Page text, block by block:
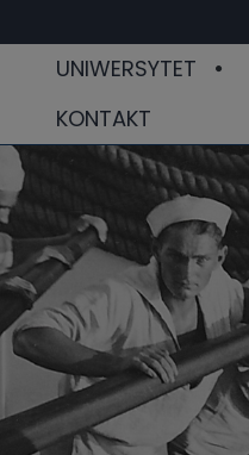
UNIWERSYTET
KONTAKT